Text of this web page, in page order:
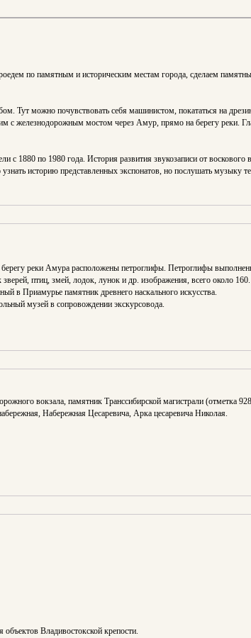
по памятным и историческим местам города, сделаем
Тут можно почувствовать себя машинистом, покататься на
с железнодорожным мостом через Амур, прямо на берегу реки.
по 1980 года. История развития звукозаписи от воскового
историю представленных экспонатов, но послушать музыку
реки Амура расположены петроглифы. Петроглифы
птиц, змей, лодок, лунок и др. изображения, всего около 160.
в Приамурье памятник древнего наскального искусства.
музей в сопровождении экскурсовода.
вокзала, памятник Транссибирской магистрали (отметка
Набережная Цесаревича, Арка цесаревича Николая.
Владивостокской крепости.